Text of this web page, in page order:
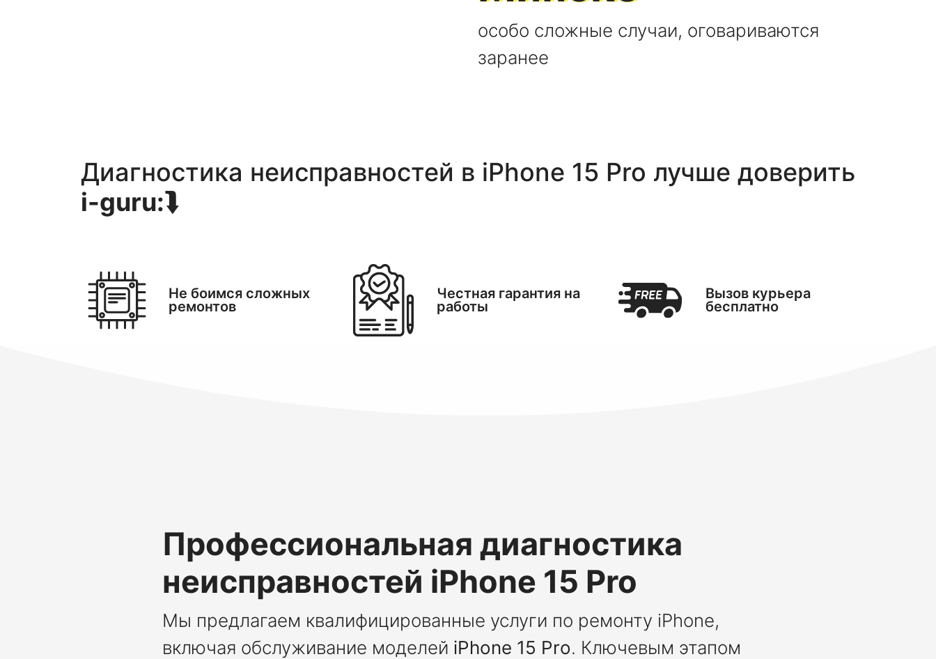
особо сложные случаи, оговариваются
заранее
Диагностика неисправностей в iPhone 15 Pro лучше доверить
i-guru:⮯
Не боимся сложных
ремонтов
Честная гарантия на
работы
Вызов курьера
бесплатно
Профессиональная диагностика
неисправностей iPhone 15 Pro
Мы предлагаем квалифицированные услуги по ремонту iPhone,
включая обслуживание моделей iPhone 15 Pro. Ключевым этапом